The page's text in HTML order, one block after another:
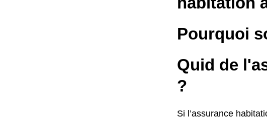
Pourquoi
Quid de
?
Si l’assurance